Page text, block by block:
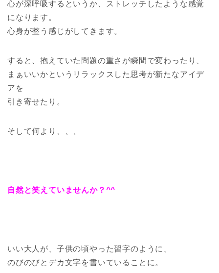
心が深呼吸するというか、ストレッチしたような感覚
になります。
心身が整う感じがしてきます。
すると、抱えていた問題の重さが瞬間で変わったり、
まぁいいかというリラックスした思考が新たなアイデ
アを
引き寄せたり。
そして何より、、、
自然と笑えていませんか？ ^^
いい大人が、子供の頃やった習字のように、
のびのびとデカ文字を書いていることに。